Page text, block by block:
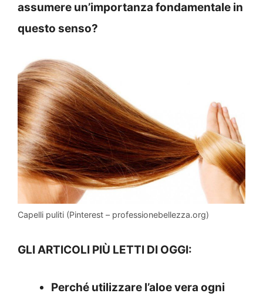
assumere un’importanza fondamentale in
questo senso?
Capelli puliti (Pinterest – professionebellezza.org)
GLI ARTICOLI PIÙ LETTI DI OGGI:
Perché utilizzare l’aloe vera ogni